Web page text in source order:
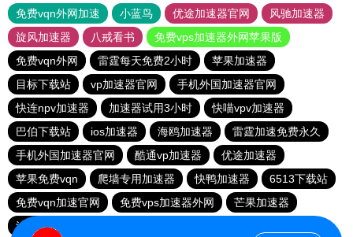
免费vqn外网加速
小蓝鸟 优途加速器官网
风驰加速器
旋风加速器
八戒看书
免费vps加速器外网苹果版
免费vqn外网
雷霆每天免费2小时
苹果加速器
目标下载站
vp加速器官网
手机外国加速器官网
快连npv加速器
加速器试用3小时
快喵vpv加速器
巴伯下载站
ios加速器 海鸥加速器
雷霆加速免费永久
手机外国加速器官网
酷通vp加速器
优途加速器
苹果免费vqn
爬墙专用加速器 快鸭加速器
6513下载站
免费vqn加速官网
免费vps加速器外网
芒果加速器
油管加速器